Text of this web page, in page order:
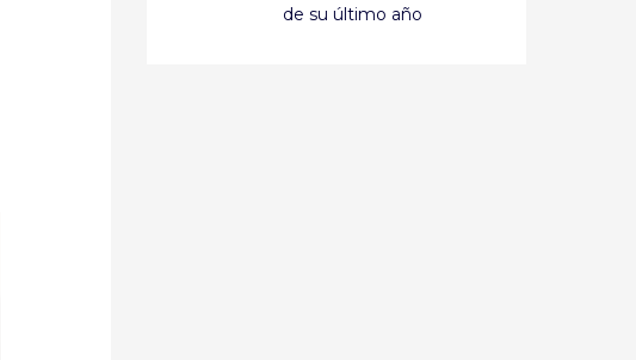
de su último año